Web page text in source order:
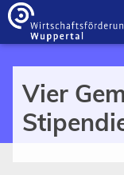
Inhalt anspringen
Vier